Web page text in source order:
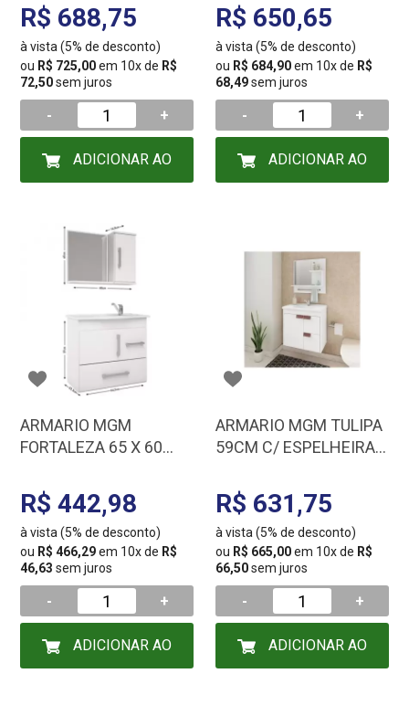
R$ 688,75
à vista (5% de desconto)
ou R$ 725,00em 10x de R$
72,50sem juros
- +
R$ 650,65
à vista (5% de desconto)
ou R$ 684,90em 10x de R$
68,49sem juros
- +
ARMARIO MGM
FORTALEZA 65 X 60
F/LL
R$ 442,98
à vista (5% de desconto)
ou R$ 466,29em 10x de R$
46,63 sem juros
- +
ARMARIO MGM TULIPA
59CM C/ ESPELHEIRA
R$ 631,75
à vista (5% de desconto)
ou R$ 665,00em 10x de R$
66,50sem juros
- +